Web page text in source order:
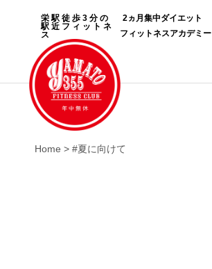
栄駅徒歩3分の
駅近フィットネ
ス
2ヵ月集中ダイエット
フィットネスアカデミー
Home > #夏に向けて